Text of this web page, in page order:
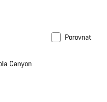
Porovnat
Canyon